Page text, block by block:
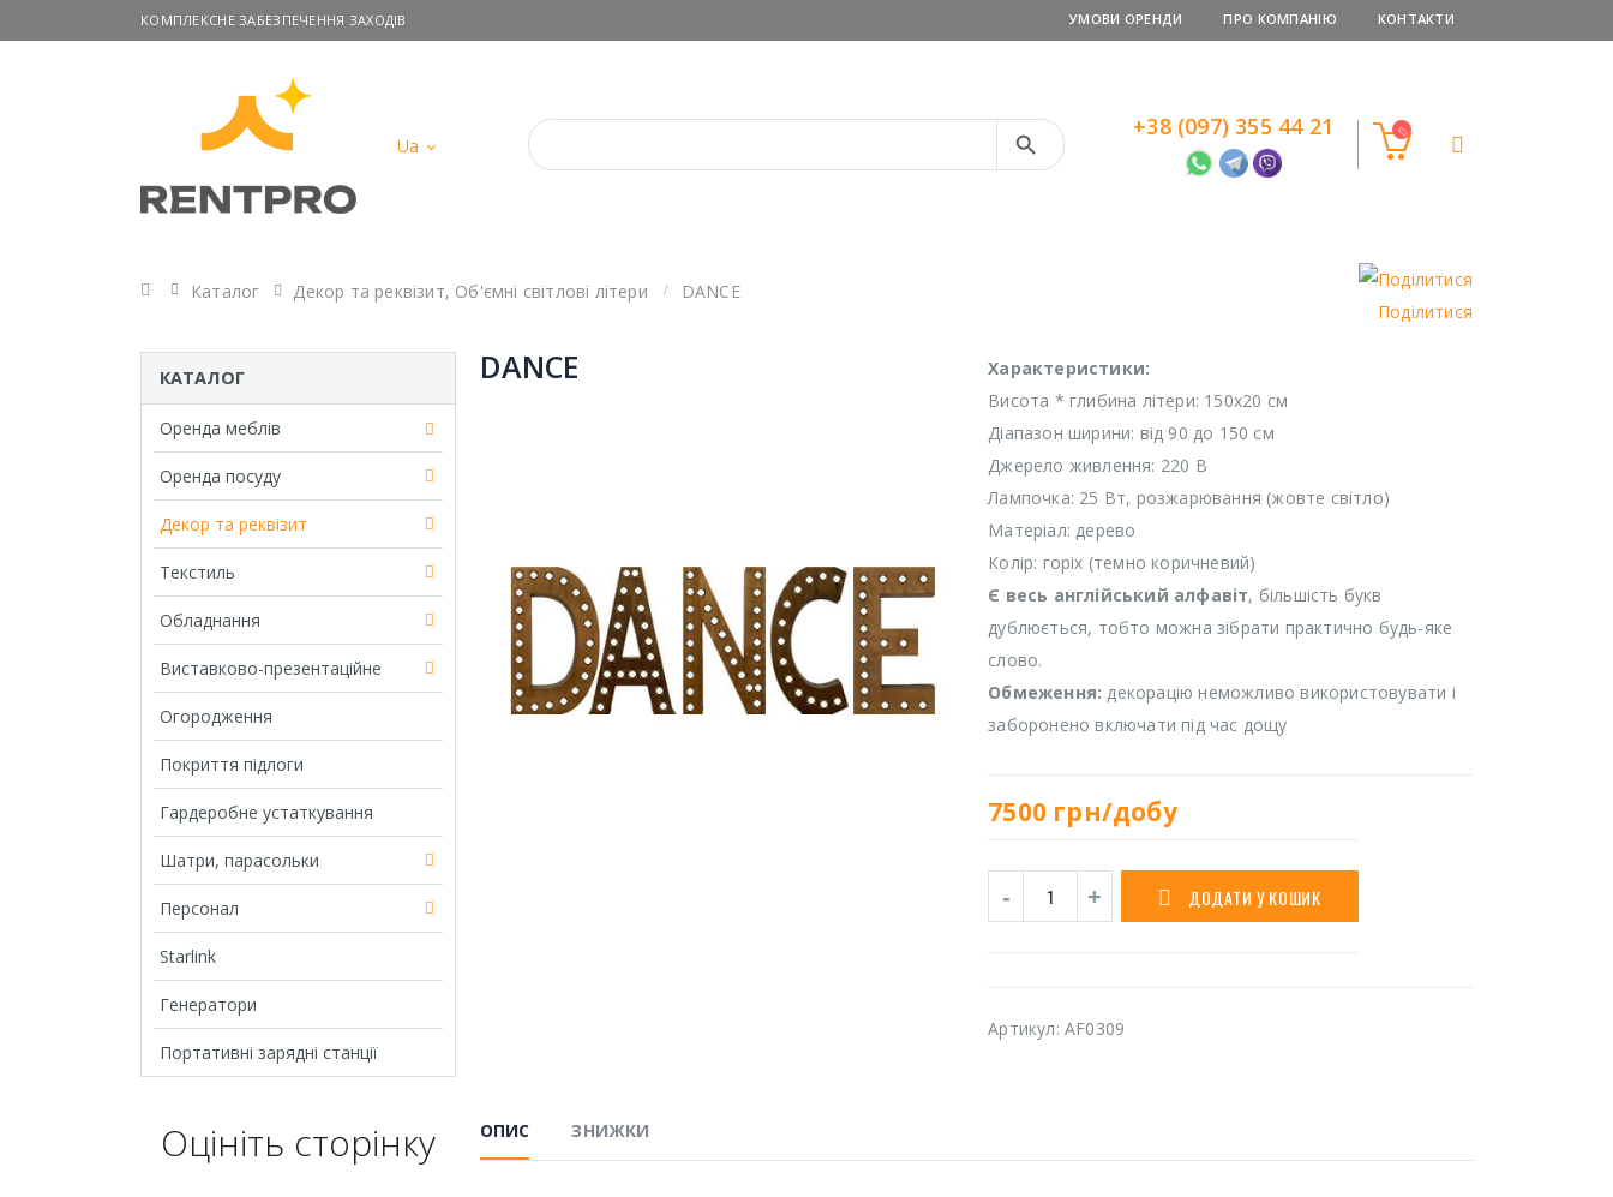
КОМПЛЕКСНЕ ЗАБЕЗПЕЧЕННЯ ЗАХОДІВ УМОВИ ОРЕНДИ ПРО КОМПАНІЮ КОНТАКТИ
Ua
Search Button +38 (097) 355 44 21
Головна
Каталог Декор та реквізит, Об'ємні світлові літери
DANCE
Поділитися
DANCE
Характеристики:
Висота * глибина літери: 150х20 см
Діапазон ширини: від 90 до 150 см
Джерело живлення: 220 В
Лампочка: 25 Вт, розжарювання (жовте світло)
Матеріал: дерево
Колір: горіх (темно коричневий)
Є весь англійський алфавіт, більшість букв
дублюється, тобто можна зібрати практично будь-яке
слово.
Обмеження: декорацію неможливо використовувати і
заборонено включати під час дощу
7500 грн/добу
ДОДАТИ У КОШИК
Артикул:AF0309
ОПИС ЗНИЖКИ
КАТАЛОГ
Оренда меблів
Оренда посуду
Декор та реквізит
Текстиль
Обладнання
Виставково-презентаційне
Огородження
Покриття підлоги
Гардеробне устаткування
Шатри, парасольки
Персонал
Starlink
Генератори
Портативні зарядні станції
Оцініть cторінку